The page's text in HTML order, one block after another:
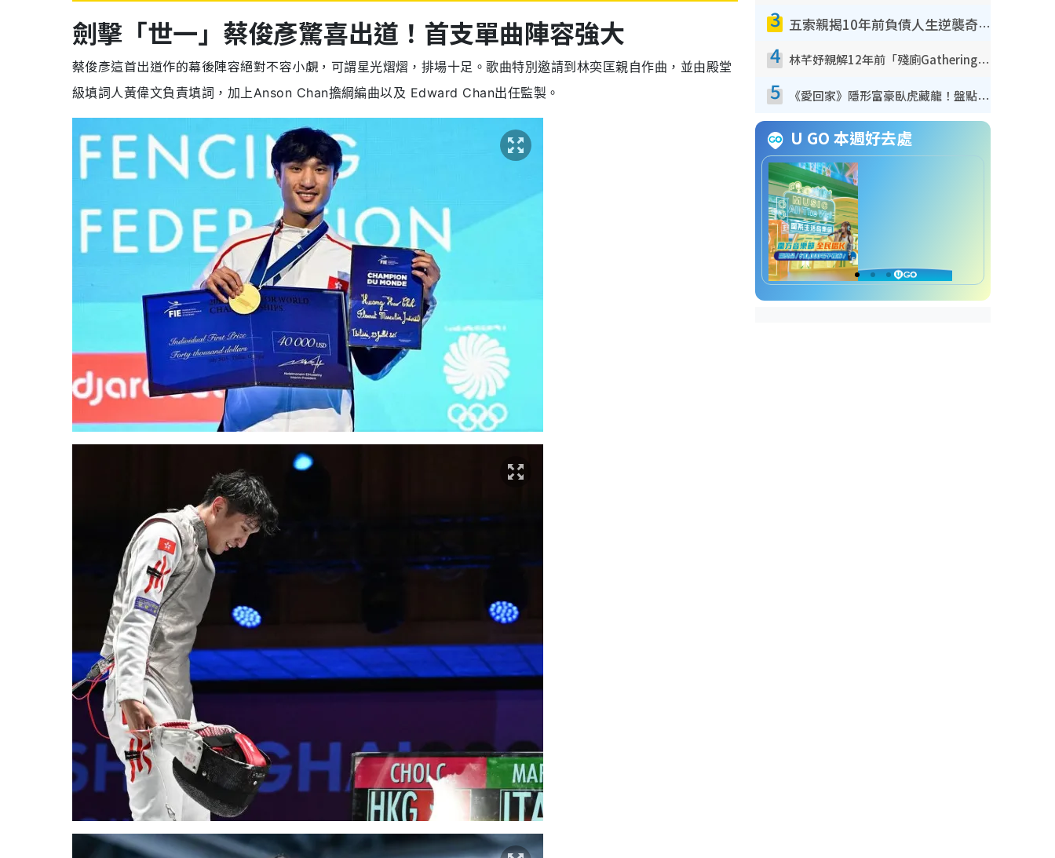
劍擊「世一」蔡俊彥驚喜出道！首支單曲陣容強大
蔡俊彥這首出道作的幕後陣容絕對不容小覷， 可謂星光熠熠，排場十足。歌曲特別邀請到林奕匡親自作曲，並由殿堂
級填詞人黃偉文負責填詞，加上Anson Chan擔綱編曲以及 Edward Chan出任監製。
3 五索親揭10年前負債人生逆襲奇蹟！全靠去一地方轉運後即遇上馬先生
4 林芊妤親解12年前「殘廁Gathering」真相！高層解約一句話重創尊嚴至今拒返TVB
5 《愛回家》隱形富豪臥虎藏龍！盤點12位財氣逼人的有錢藝人：呢位靚女3億身家唔憂做
U GO 本週好去處